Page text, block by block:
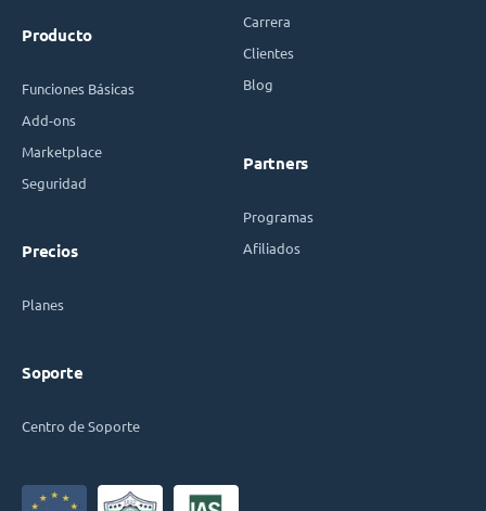
Producto
Funciones Básicas
Add-ons
Marketplace
Seguridad
Precios
Planes
Soporte
Centro de Soporte
Carrera
Clientes
Blog
Partners
Programas
Afiliados